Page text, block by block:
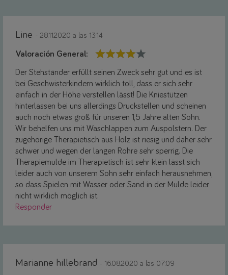
Line - 28.11.2020 a las 13:14
Valoración General:
Der Stehständer erfüllt seinen Zweck sehr gut und es ist
bei Geschwisterkindern wirklich toll, dass er sich sehr
einfach in der Höhe verstellen lässt! Die Kniestützen
hinterlassen bei uns allerdings Druckstellen und scheinen
auch noch etwas groß für unseren 1,5 Jahre alten Sohn.
Wir behelfen uns mit Waschlappen zum Auspolstern. Der
zugehörige Therapietisch aus Holz ist riesig und daher sehr
schwer und wegen der langen Rohre sehr sperrig. Die
Therapiemulde im Therapietisch ist sehr klein lässt sich
leider auch von unserem Sohn sehr einfach herausnehmen,
so dass Spielen mit Wasser oder Sand in der Mulde leider
nicht wirklich möglich ist.
Responder
Marianne hillebrand - 16.08.2020 a las 07:09